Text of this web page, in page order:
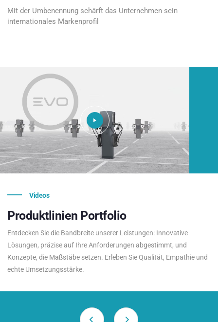
Mit der Umbenennung schärft das Unternehmen sein
internationales Markenprofil
Videos
Produktlinien Portfolio
Entdecken Sie die Bandbreite unserer Leistungen: Innovative
Lösungen, präzise auf Ihre Anforderungen abgestimmt, und
Konzepte, die Maßstäbe setzen. Erleben Sie Qualität, Empathie und
echte Umsetzungsstärke.